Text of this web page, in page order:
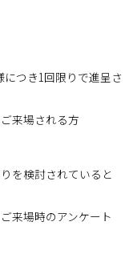
つき1回限りで進呈さ
来場される方
を検討されていると
来場時のアンケート